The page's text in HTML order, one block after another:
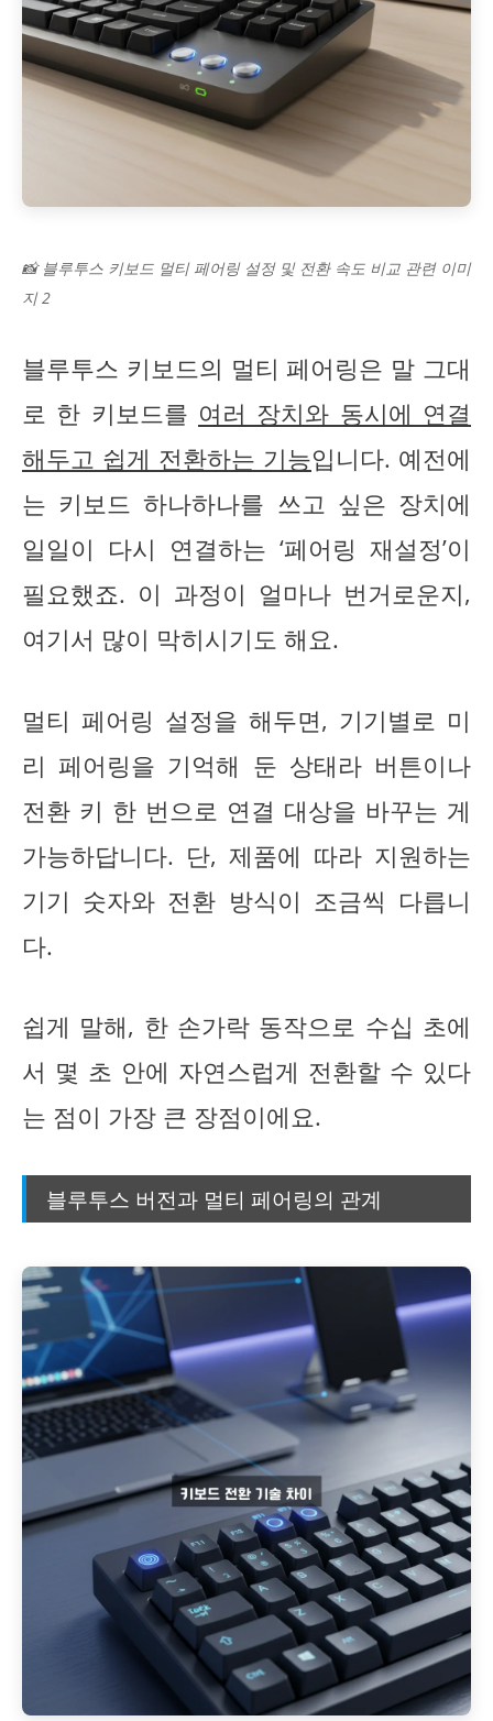
📸 블루투스 키보드 멀티 페어링 설정 및 전환 속도 비교 관련 이미
지 2
블루투스 키보드의 멀티 페어링은 말 그대
로 한 키보드를 여러 장치와 동시에 연결
해두고 쉽게 전환하는 기능입니다. 예전에
는 키보드 하나하나를 쓰고 싶은 장치에
일일이 다시 연결하는 ‘페어링 재설정’이
필요했죠. 이 과정이 얼마나 번거로운지,
여기서 많이 막히시기도 해요.
멀티 페어링 설정을 해두면, 기기별로 미
리 페어링을 기억해 둔 상태라 버튼이나
전환 키 한 번으로 연결 대상을 바꾸는 게
가능하답니다. 단, 제품에 따라 지원하는
기기 숫자와 전환 방식이 조금씩 다릅니
다.
쉽게 말해, 한 손가락 동작으로 수십 초에
서 몇 초 안에 자연스럽게 전환할 수 있다
는 점이 가장 큰 장점이에요.
블루투스 버전과 멀티 페어링의 관계